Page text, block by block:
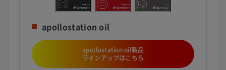
apollostation oil
apollostation oil製品
ラインアップはこちら